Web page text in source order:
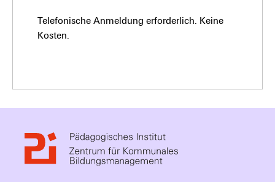
Telefonische Anmeldung erforderlich. Keine
Kosten.